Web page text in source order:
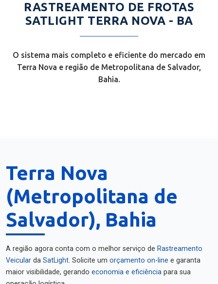
RASTREAMENTO DE FROTAS
SATLIGHT TERRA NOVA - BA
O sistema mais completo e eficiente do mercado em
Terra Nova e região de Metropolitana de Salvador,
Bahia.
Terra Nova
(Metropolitana de
Salvador), Bahia
A região agora conta com o melhor serviço de Rastreamento
Veicular da SatLight. Solicite um orçamento on-line e garanta
maior visibilidade, gerando economia e eficiência para sua